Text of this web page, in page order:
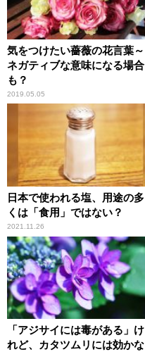
気をつけたい薔薇の花言葉～
ネガティブな意味になる場合
も？
2019.05.05
日本で使われる塩、用途の多
くは「食用」ではない？
2021.11.26
「アジサイには毒がある」け
れど、カタツムリには効かな